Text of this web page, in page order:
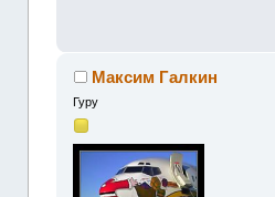
Максим Галкин
Гуру